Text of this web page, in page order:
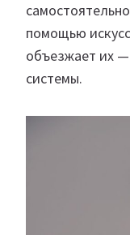
помощью
объезжает их
системы.